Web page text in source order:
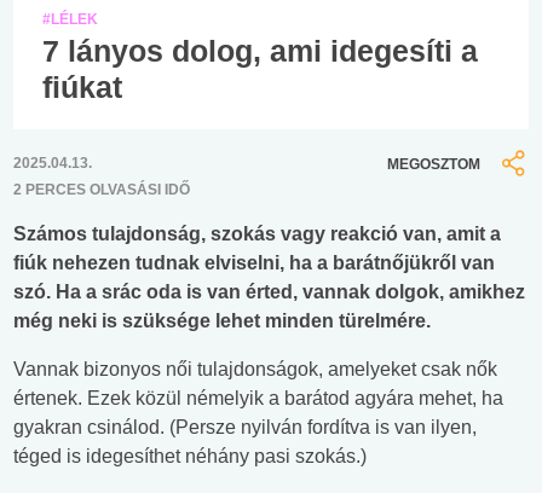
#LÉLEK
7 lányos dolog, ami idegesíti a
fiúkat
2025.04.13.
2 PERCES OLVASÁSI IDŐ
MEGOSZTOM
Számos tulajdonság, szokás vagy reakció van, amit a
fiúk nehezen tudnak elviselni, ha a barátnőjükről van
szó. Ha a srác oda is van érted, vannak dolgok, amikhez
még neki is szüksége lehet minden türelmére.
Vannak bizonyos női tulajdonságok, amelyeket csak nők
értenek. Ezek közül némelyik a barátod agyára mehet, ha
gyakran csinálod. (Persze nyilván fordítva is van ilyen,
téged is idegesíthet néhány pasi szokás.)